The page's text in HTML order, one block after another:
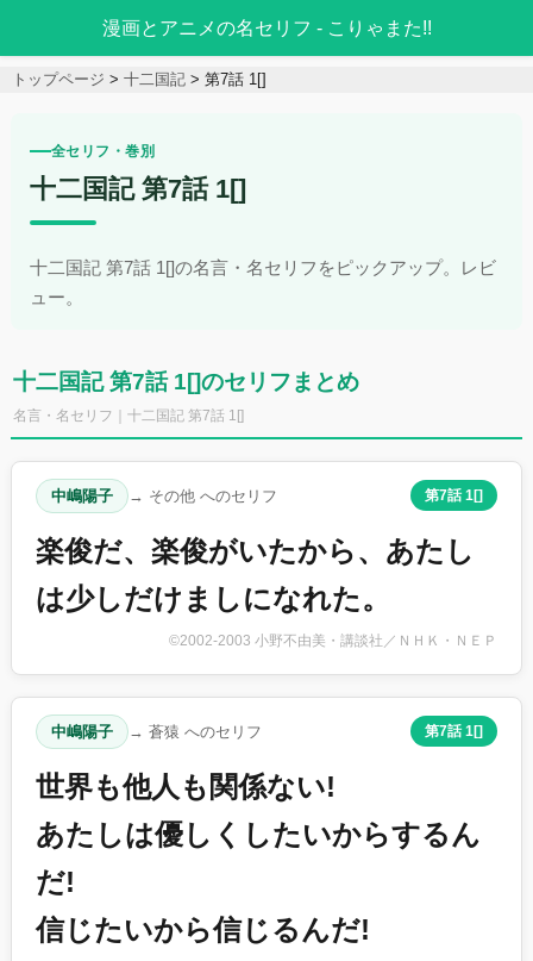
漫画とアニメの名セリフ - こりゃまた!!
トップページ 十二国記 第7話 1[]
全セリフ・巻別
十二国記 第7話 1[]
十二国記 第7話 1[]の名言・名セリフをピックアップ。レビ
ュー。
十二国記 第7話 1[]のセリフまとめ
名言・名セリフ｜十二国記 第7話 1[]
中嶋陽子 → その他 へのセリフ 第7話 1[]
楽俊だ、楽俊がいたから、あたし
は少しだけましになれた。
©2002-2003 小野不由美・講談社／ＮＨＫ・ＮＥＰ
中嶋陽子 → 蒼猿 へのセリフ 第7話 1[]
世界も他人も関係ない!
あたしは優しくしたいからするん
だ!
信じたいから信じるんだ!